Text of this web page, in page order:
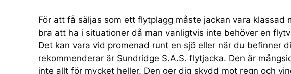
För att få säljas som ett flytplagg måste jackan vara
bra att ha i situationer då man vanligtvis inte behöver en
Det kan vara vid promenad runt en sjö eller när du befinner
rekommenderar är Sundridge S.A.S. flytjacka. Den är
inte allt för mycket heller. Den ger dig skydd mot regn och